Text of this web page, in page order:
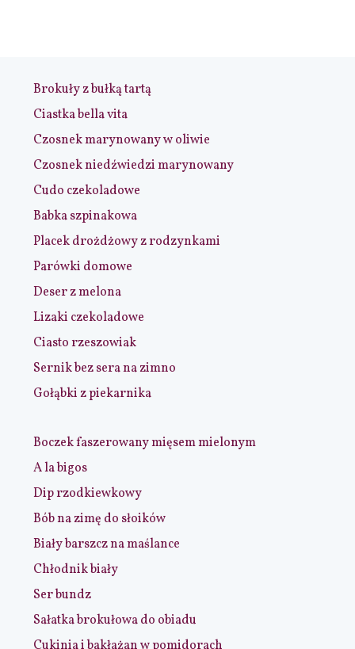
Brokuły z bułką tartą
Ciastka bella vita
Czosnek marynowany w oliwie
Czosnek niedźwiedzi marynowany
Cudo czekoladowe
Babka szpinakowa
Placek drożdżowy z rodzynkami
Parówki domowe
Deser z melona
Lizaki czekoladowe
Ciasto rzeszowiak
Sernik bez sera na zimno
Gołąbki z piekarnika
Boczek faszerowany mięsem mielonym
A la bigos
Dip rzodkiewkowy
Bób na zimę do słoików
Biały barszcz na maślance
Chłodnik biały
Ser bundz
Sałatka brokułowa do obiadu